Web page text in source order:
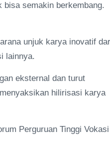
bisa semakin berkembang.
unjuk karya inovatif
lainnya.
eksternal dan turut
hilirisasi karya
Perguruan Tinggi Vokasi